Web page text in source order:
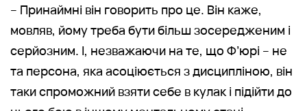
– Принаймні він говорить про це. Він каже,
мовляв, йому треба бути більш зосередженим і
серйозним. І, незважаючи на те, що Ф’юрі – не
та персона, яка асоціюється з дисципліною, він
таки спроможний взяти себе в кулак і підійти до